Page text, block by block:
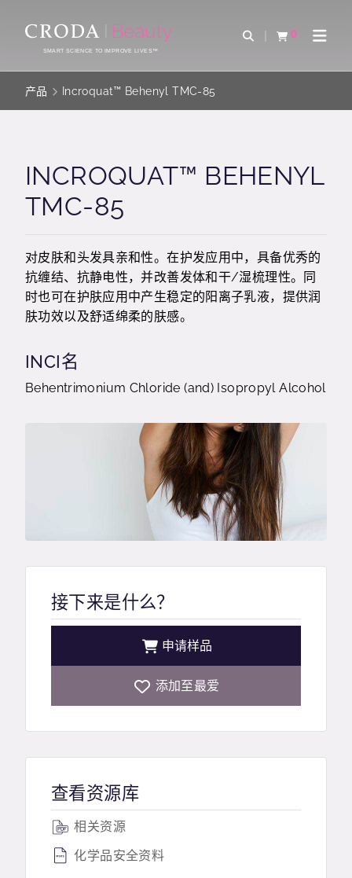
CONTENTSMART SCIENCE TO IMPROVE LIVES™
Open Search
0
查看购物车Open
产品 Incroquat™ Behenyl TMC-85
INCROQUAT™ BEHENYL
TMC-85
对皮肤和头发具亲和性。在护发应用中，具备优秀的
抗缠结、抗静电性，并改善发体和干/湿梳理性。同
时也可在护肤应用中产生稳定的阳离子乳液，提供润
肤功效以及舒适绵柔的肤感。
INCI名
Behentrimonium Chloride (and) Isopropyl Alcohol
接下来是什么？
申请样品
添加至最爱
查看资源库
相关资源
化学品安全资料